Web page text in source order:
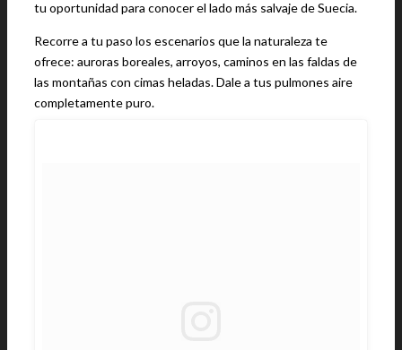
tu oportunidad para conocer el lado más salvaje de Suecia.
Recorre a tu paso los escenarios que la naturaleza te
ofrece: auroras boreales, arroyos, caminos en las faldas de
las montañas con cimas heladas. Dale a tus pulmones aire
completamente puro.